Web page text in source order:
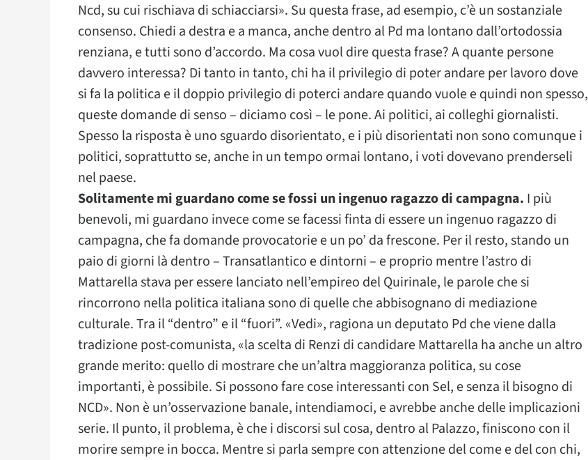
Ncd, su cui rischiava di schiacciarsi». Su questa frase, ad esempio, c’è un sostanziale
consenso. Chiedi a destra e a manca, anche dentro al Pd ma lontano dall’ortodossia
renziana, e tutti sono d’accordo. Ma cosa vuol dire questa frase? A quante persone
davvero interessa? Di tanto in tanto, chi ha il privilegio di poter andare per lavoro dove
si fa la politica e il doppio privilegio di poterci andare quando vuole e quindi non spesso,
queste domande di senso – diciamo così – le pone. Ai politici, ai colleghi giornalisti.
Spesso la risposta è uno sguardo disorientato, e i più disorientati non sono comunque i
politici, soprattutto se, anche in un tempo ormai lontano, i voti dovevano prenderseli
nel paese.
Solitamente mi guardano come se fossi un ingenuo ragazzo di campagna. I più
benevoli, mi guardano invece come se facessi finta di essere un ingenuo ragazzo di
campagna, che fa domande provocatorie e un po’ da frescone. Per il resto, stando un
paio di giorni là dentro – Transatlantico e dintorni – e proprio mentre l’astro di
Mattarella stava per essere lanciato nell’empireo del Quirinale, le parole che si
rincorrono nella politica italiana sono di quelle che abbisognano di mediazione
culturale. Tra il “dentro” e il “fuori”. «Vedi», ragiona un deputato Pd che viene dalla
tradizione post-comunista, «la scelta di Renzi di candidare Mattarella ha anche un altro
grande merito: quello di mostrare che un’altra maggioranza politica, su cose
importanti, è possibile. Si possono fare cose interessanti con Sel, e senza il bisogno di
NCD». Non è un’osservazione banale, intendiamoci, e avrebbe anche delle implicazioni
serie. Il punto, il problema, è che i discorsi sul cosa, dentro al Palazzo, finiscono con il
morire sempre in bocca. Mentre si parla sempre con attenzione del come e del con chi,